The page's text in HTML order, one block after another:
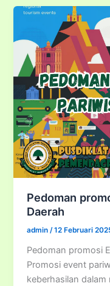
Pedoman
Daerah
admin/12 Februari
Pedoman promosi
Promosi event
keberhasilan